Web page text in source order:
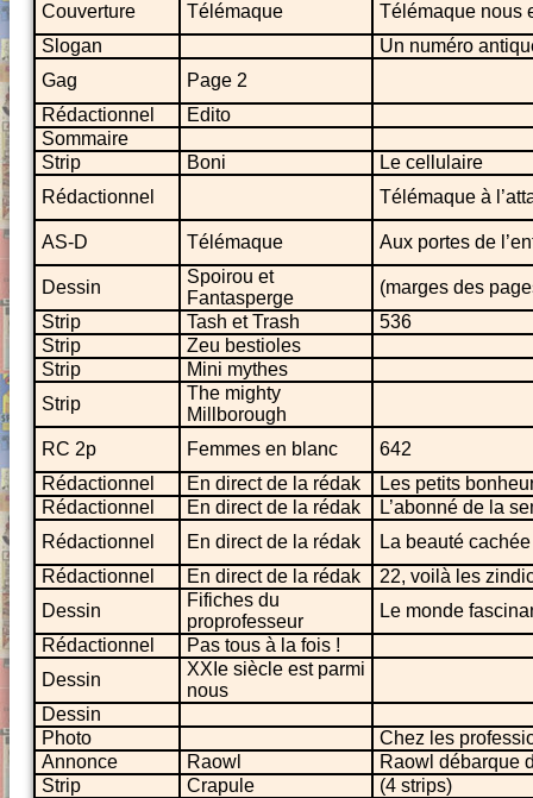
Couverture
Télémaque
Télémaque nous
Slogan
Un numéro
Gag
Page 2
Rédactionnel
Edito
Sommaire
Strip
Boni
Le cellulaire
Rédactionnel
Télémaque à
AS-D Télémaque Aux portes de
Dessin
Spoirou et
Fantasperge
(marges des
Strip
Tash et Trash
536
Strip
Zeu bestioles
Strip
Mini mythes
Strip
The mighty
Millborough
RC 2p
Femmes en blanc
642
Rédactionnel
En direct de la rédak
Les petits
Rédactionnel
En direct de la rédak
L’abonné de la
Rédactionnel
En direct de la rédak
La beauté
Rédactionnel
En direct de la rédak
22, voilà les
Dessin
Fifiches du
proprofesseur
Le monde
Rédactionnel
Pas tous à la fois !
Dessin
XXIe siècle est parmi
nous
Dessin
Photo
Chez les
Annonce
Raowl
Raowl débarque
Strip
Crapule
(4 strips)